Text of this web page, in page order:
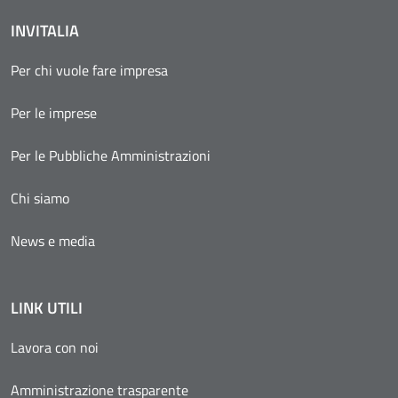
INVITALIA
Per chi vuole fare impresa
Per le imprese
Per le Pubbliche Amministrazioni
Chi siamo
News e media
LINK UTILI
Lavora con noi
Amministrazione trasparente